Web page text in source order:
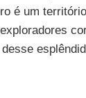
é um